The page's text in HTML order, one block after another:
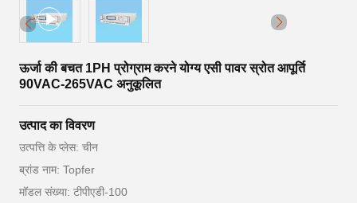
ऊर्जा की बचत 1PH प्रोग्राम करने योग्य एसी पावर स्रोत आपूर्ति
90VAC-265VAC अनुकूलित
उत्पाद का विवरण
उत्पत्ति के प्लेस: चीन
ब्रांड नाम: Topfer
मॉडल संख्या: टीपीएडी-100